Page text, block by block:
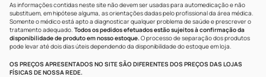
As informações contidas neste site não devem ser usadas para automedicação e não
substituem, em hipótese alguma, as orientações dadas pelo profissional da área médica.
Somente o médico está apto a diagnosticar qualquer problema de saúde e prescrever o
tratamento adequado. Todos os pedidos efetuados estão sujeitos à confirmação da
disponibilidade de produto em nosso estoque.O processo de separação dos produtos
pode levar até dois dias úteis dependendo da disponibilidade do estoque em loja.
OS PREÇOS APRESENTADOS NO SITE SÃO DIFERENTES DOS PREÇOS DAS LOJAS
FÍSICAS DE NOSSA REDE.